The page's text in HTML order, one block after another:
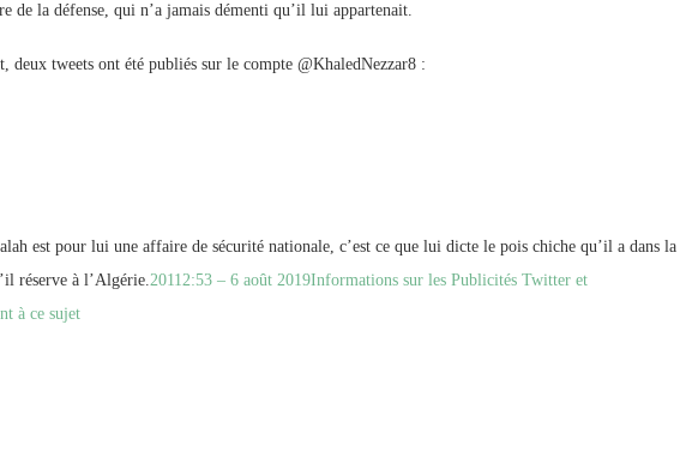
de la défense, qui n’a jamais démenti qu’il lui appartenait.
deux tweets ont été publiés sur le compte @KhaledNezzar8 :
est pour lui une affaire de sécurité nationale, c’est ce que lui dicte le pois chiche qu’il a dans la
réserve à l’Algérie.20112:53 – 6 août 2019Informations sur les Publicités Twitter et
à ce sujet